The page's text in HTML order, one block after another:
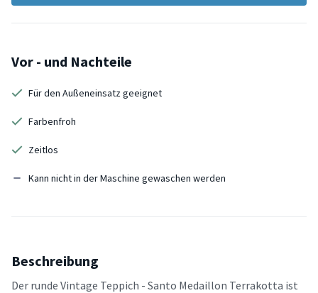
Vor - und Nachteile
Für den Außeneinsatz geeignet
Farbenfroh
Zeitlos
Kann nicht in der Maschine gewaschen werden
Beschreibung
Der runde Vintage Teppich - Santo Medaillon Terrakotta ist